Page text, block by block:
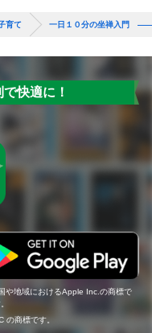
育て 一日１０分の坐禅入門 ――
快適に！
や地域におけるApple Inc.の商標で
商標です。